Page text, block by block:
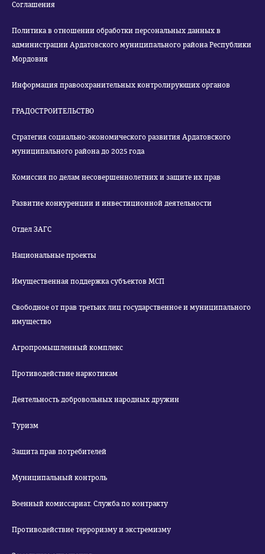
Соглашения
Политика в отношении обработки персональных данных в
администрации Ардатовского муниципального района Республики
Мордовия
Информация правоохранительных контролирующих органов
ГРАДОСТРОИТЕЛЬСТВО
Стратегия социально-экономического развития Ардатовского
муниципального района до 2025 года
Комиссия по делам несовершеннолетних и защите их прав
Развитие конкуренции и инвестиционной деятельности
Отдел ЗАГС
Национальные проекты
Имущественная поддержка субъектов МСП
Свободное от прав третьих лиц государственное и муниципального
имущество
Агропромышленный комплекс
Противодействие наркотикам
Деятельность добровольных народных дружин
Туризм
Защита прав потребителей
Муниципальный контроль
Военный комиссариат. Служба по контракту
Противодействие терроризму и экстремизму